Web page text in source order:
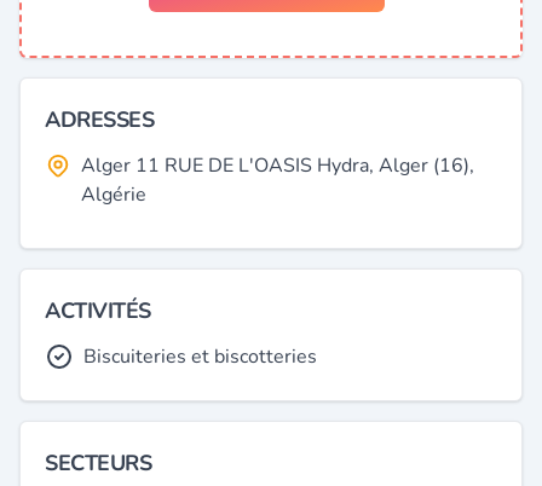
ADRESSES
Alger 11 RUE DE L'OASIS Hydra, Alger (16),
Algérie
ACTIVITÉS
Biscuiteries et biscotteries
SECTEURS